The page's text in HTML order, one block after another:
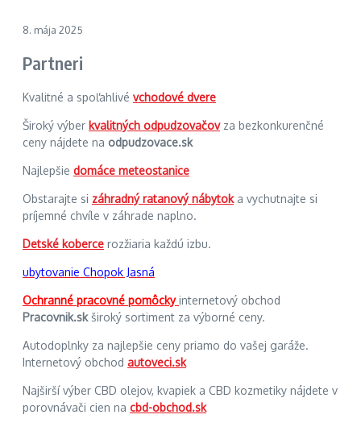
8. mája 2025
Partneri
Kvalitné a spoľahlivé vchodové dvere
Široký výber kvalitných odpudzovačovza bezkonkurenčné
ceny nájdete na odpudzovace.sk
Najlepšie domáce meteostanice
Obstarajte si záhradný ratanový nábytoka vychutnajte si
príjemné chvíle v záhrade naplno.
Detské koberce rozžiaria každú izbu.
ubytovanie Chopok Jasná
Ochranné pracovné pomôckyinternetový obchod
Pracovnik.skširoký sortiment za výborné ceny.
Autodoplnky za najlepšie ceny priamo do vašej garáže.
Internetový obchod autoveci.sk
Najširší výber CBD olejov, kvapiek a CBD kozmetiky nájdete v
porovnávači cien na cbd-obchod.sk